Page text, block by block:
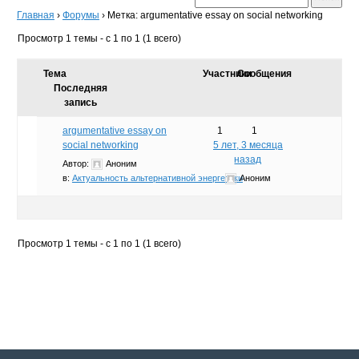
Главная › Форумы › Метка: argumentative essay on social networking
Просмотр 1 темы - с 1 по 1 (1 всего)
Тема УчастникиСообщения
Последняя
запись
argumentative essay on
social networking
Автор:
Аноним
в: Актуальность альтернативной энергетики
1
1
5 лет, 3 месяца
назад
Аноним
Просмотр 1 темы - с 1 по 1 (1 всего)